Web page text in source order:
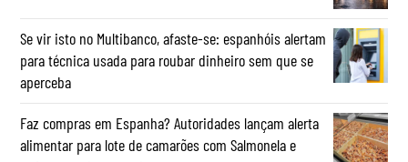
Se vir isto no Multibanco, afaste-se: espanhóis alertam
para técnica usada para roubar dinheiro sem que se
aperceba
Faz compras em Espanha? Autoridades lançam alerta
alimentar para lote de camarões com Salmonela e